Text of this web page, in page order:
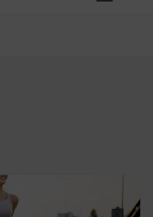
售燕麥奶大剖
麵包還有餅乾，